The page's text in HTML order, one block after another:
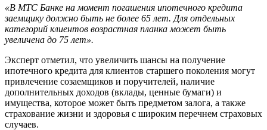
«В МТС Банке на момент погашения ипотечного кредита
заемщику должно быть не более 65 лет. Для отдельных
категорий клиентов возрастная планка может быть
увеличена до 75 лет».
Эксперт отметил, что увеличить шансы на получение
ипотечного кредита для клиентов старшего поколения могут
привлечение созаемщиков и поручителей, наличие
дополнительных доходов (вклады, ценные бумаги) и
имущества, которое может быть предметом залога, а также
страхование жизни и здоровья с широким перечнем страховых
случаев.